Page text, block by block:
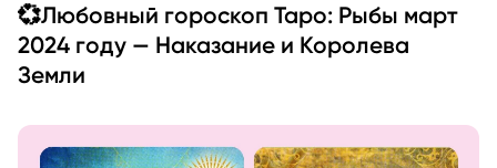
💞Любовный гороскоп Таро: Рыбы март
2024 году — Наказание и Королева
Земли